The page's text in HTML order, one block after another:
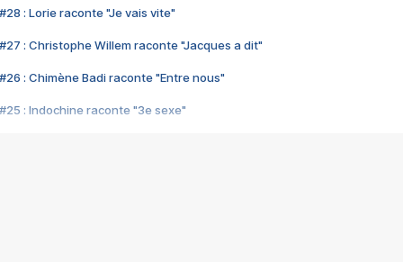
#28 : Lorie raconte "Je vais vite"
#27 : Christophe Willem raconte "Jacques a dit"
#26 : Chimène Badi raconte "Entre nous"
#25 : Indochine raconte "3e sexe"